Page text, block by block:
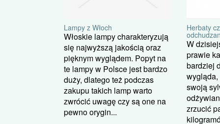
Lampy z Włoch
Włoskie lampy charakteryzują
się najwyższą jakością oraz
pięknym wyglądem. Popyt na
te lampy w Polsce jest bardzo
duży, dlatego też podczas
zakupu takich lamp warto
zwrócić uwagę czy są one na
pewno orygin...
Herbaty
W
prawie
bardziej
wygląda,
swoją
zrzucić